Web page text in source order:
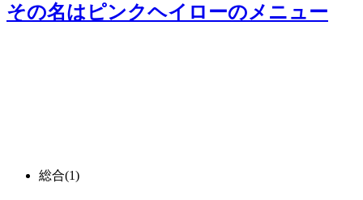
その名はピンクヘイローのメニュー
総合(1)